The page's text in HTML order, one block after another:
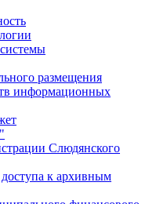
размещения
информационных
Слюдянского
доступа к архивным